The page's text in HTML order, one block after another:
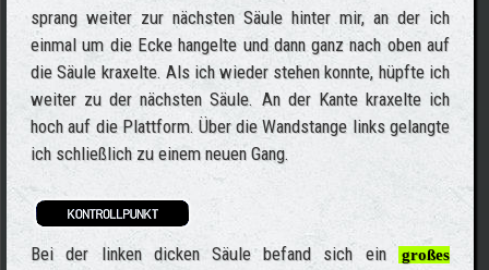
sprang weiter zur nächsten Säule hinter mir, an der ich
einmal um die Ecke hangelte und dann ganz nach oben auf
die Säule kraxelte. Als ich wieder stehen konnte, hüpfte ich
weiter zu der nächsten Säule. An der Kante kraxelte ich
hoch auf die Plattform. Über die Wandstange links gelangte
ich schließlich zu einem neuen Gang.
Bei der linken dicken Säule befand sich ein
großes